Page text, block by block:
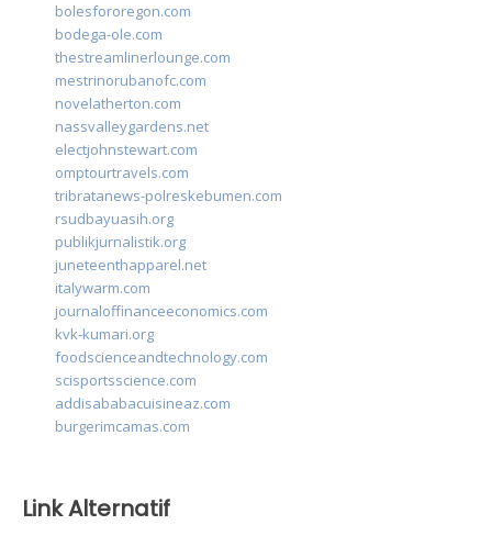
bolesfororegon.com
bodega-ole.com
thestreamlinerlounge.com
mestrinorubanofc.com
novelatherton.com
nassvalleygardens.net
electjohnstewart.com
omptourtravels.com
tribratanews-polreskebumen.com
rsudbayuasih.org
publikjurnalistik.org
juneteenthapparel.net
italywarm.com
journaloffinanceeconomics.com
kvk-kumari.org
foodscienceandtechnology.com
scisportsscience.com
addisababacuisineaz.com
burgerimcamas.com
Link Alternatif